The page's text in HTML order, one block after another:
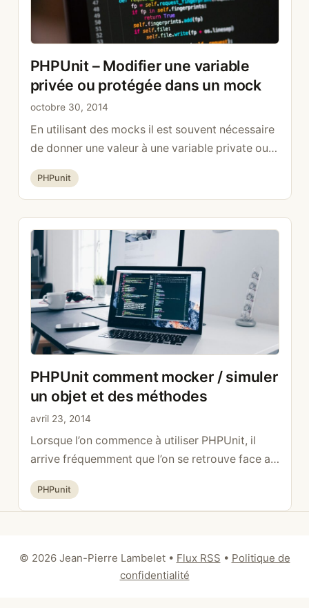
>catchExceptions (false); $crawler = $client-
>request( Request::METHOD_POST, ‘/add’ ); …
Lire la suite
PHPUnit – Modifier une variable
privée ou protégée dans un mock
octobre 30, 2014
En utilisant des mocks il est souvent nécessaire
de donner une valeur à une variable private ou
protected. Pour ce faire il suffit d’utiliser la
classe Reflection. $basket = $this-
>getMockBuilder(‘Basket’) -
$basketReflection = new
ReflectionClass($basket); $sessionId =
$basketReflection->getProperty(‘sessionId’);
$sessionId->setAccessible(true); $sessionId-
>setValue($basket,’abc’); Ainsi la valeur de
sessionId dans notre Mock sera ‘abc’.
Catégories
PHPunit
PHPUnit comment mocker / simuler
un objet et des méthodes
avril 23, 2014
Lorsque l’on commence à utiliser PHPUnit, il
arrive fréquemment que l’on se retrouve face au
besoin de simuler une méthode ou un objet.
Heureusement PHPUnit a quelques méthodes
qui peuvent être très utiles. Comment simuler un
mocké $product = $this-
>getMockBuilder(‘Product’) ->getMock(); ou
Catégories
PHPunit
© 2026 Jean-Pierre Lambelet• Flux RSS • Politique de
confidentialité